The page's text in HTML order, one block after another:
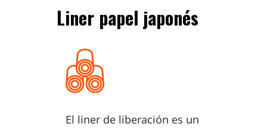
Liner papel japonés
El liner de liberación es un